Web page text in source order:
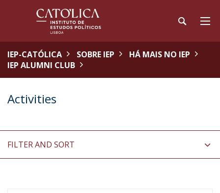
IEP-CATÓLICA SOBRE IEP
HÁ MAIS NO IEP
IEP ALUMNI CLUB
Activities
FILTER AND SORT